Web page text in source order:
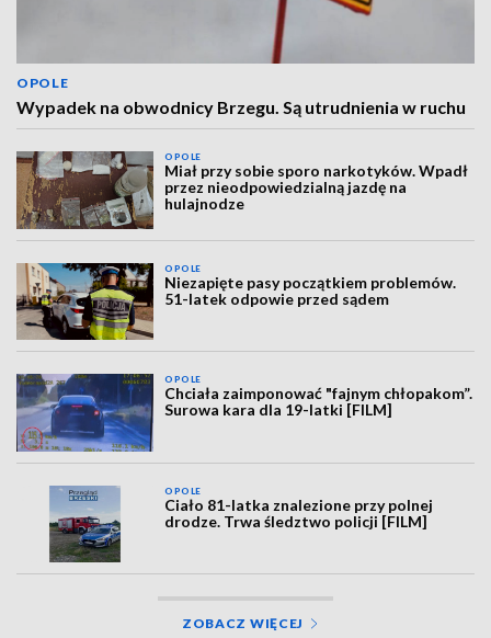
OPOLE
Wypadek na obwodnicy Brzegu. Są utrudnienia w ruchu
OPOLE
Miał przy sobie sporo narkotyków. Wpadł
przez nieodpowiedzialną jazdę na
hulajnodze
OPOLE
Niezapięte pasy początkiem problemów.
51-latek odpowie przed sądem
OPOLE
Chciała zaimponować "fajnym chłopakom”.
Surowa kara dla 19-latki [FILM]
OPOLE
Ciało 81-latka znalezione przy polnej
drodze. Trwa śledztwo policji [FILM]
ZOBACZ WIĘCEJ